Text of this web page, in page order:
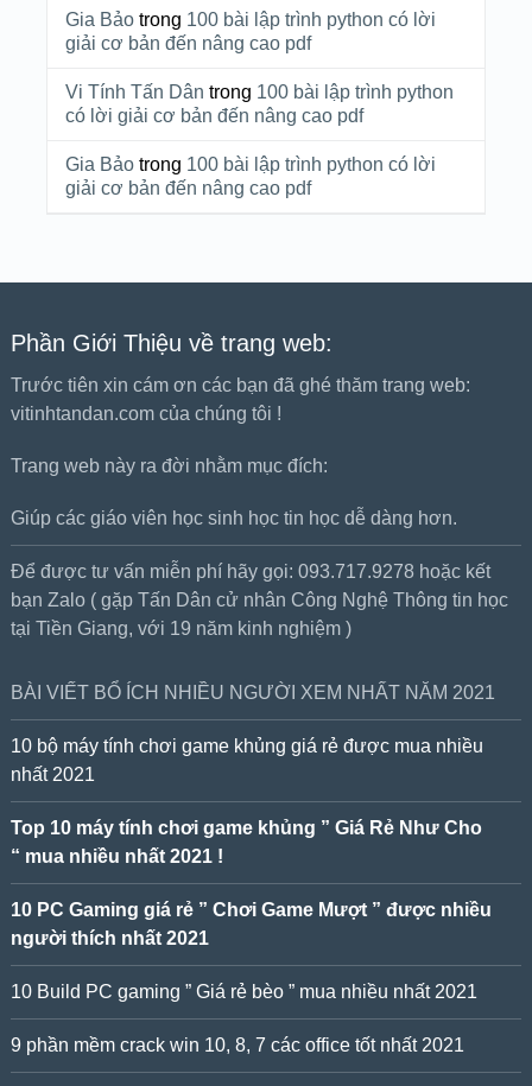
Gia Bảotrong 100 bài lập trình python có lời
giải cơ bản đến nâng cao pdf
Vi Tính Tấn Dân trong 100 bài lập trình python
có lời giải cơ bản đến nâng cao pdf
Gia Bảotrong 100 bài lập trình python có lời
giải cơ bản đến nâng cao pdf
Phần Giới Thiệu về trang web:
Trước tiên xin cám ơn các bạn đã ghé thăm trang web:
vitinhtandan.com của chúng tôi !
Trang web này ra đời nhằm mục đích:
Giúp các giáo viên học sinh học tin học dễ dàng hơn.
Để được tư vấn miễn phí hãy gọi: 093.717.9278 hoặc kết
bạn Zalo ( gặp Tấn Dân cử nhân Công Nghệ Thông tin học
tại Tiền Giang, với 19 năm kinh nghiệm )
BÀI VIẾT BỔ ÍCH NHIỀU NGƯỜI XEM NHẤT NĂM 2021
10 bộ máy tính chơi game khủng giá rẻ được mua nhiều
nhất 2021
Top 10 máy tính chơi game khủng ” Giá Rẻ Như Cho
“ mua nhiều nhất 2021 !
10 PC Gaming giá rẻ ” Chơi Game Mượt ” được nhiều
người thích nhất 2021
10 Build PC gaming ” Giá rẻ bèo ” mua nhiều nhất 2021
9 phần mềm crack win 10, 8, 7 các office tốt nhất 2021